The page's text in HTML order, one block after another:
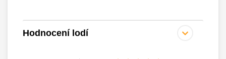
Hodnocení lodí